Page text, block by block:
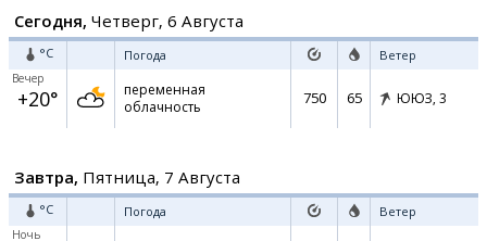
Сегодня, Четверг, 6 Августа
°C Погода Ветер
Вечер
+20°
переменная
облачность
750 65 ЮЮЗ, 3
Завтра, Пятница, 7 Августа
°C Погода Ветер
Ночь